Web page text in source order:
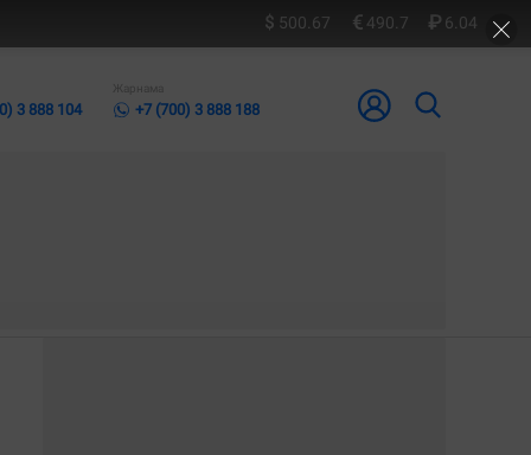
500.67 490.7 6.04
3 888 104
Жарнама
+7 (700) 3 888 188